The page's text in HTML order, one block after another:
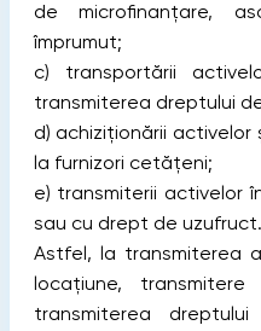
de microfinanţare,
împrumut;
c) transportării
transmiterea dreptului
d) achiziţionării
la furnizori cetăţeni;
e) transmiterii activelor
sau cu drept de uzufruct.
Astfel, la transmiterea
locațiune,
transmiterea